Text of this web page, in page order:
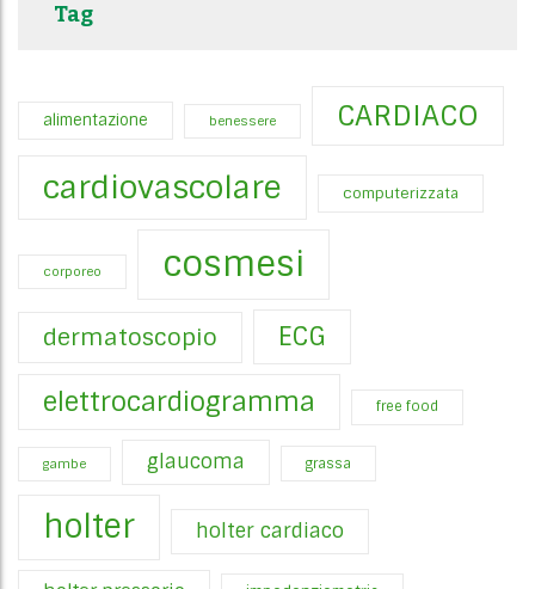
Tag
alimentazione benessere CARDIACO
cardiovascolare computerizzata
corporeo cosmesi
dermatoscopio ECG
elettrocardiogramma free food
gambe glaucoma grassa
holter holter cardiaco